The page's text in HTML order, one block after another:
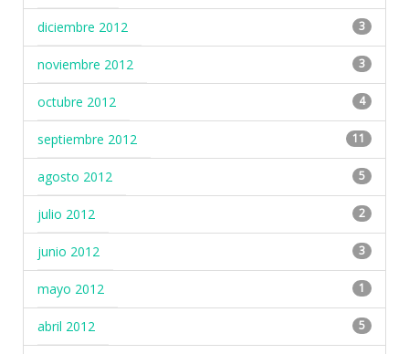
diciembre 2012 3
noviembre 2012 3
octubre 2012 4
septiembre 2012 11
agosto 2012 5
julio 2012 2
junio 2012 3
mayo 2012 1
abril 2012 5